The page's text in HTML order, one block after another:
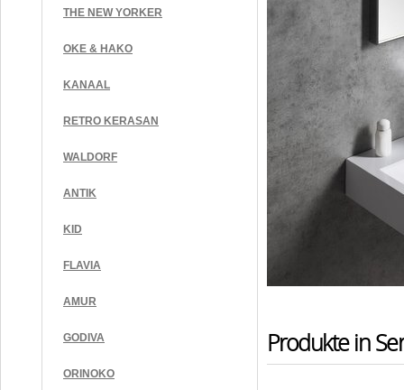
THE NEW YORKER
OKE & HAKO
KANAAL
RETRO KERASAN
WALDORF
ANTIK
KID
FLAVIA
AMUR
GODIVA
ORINOKO
Produkte in